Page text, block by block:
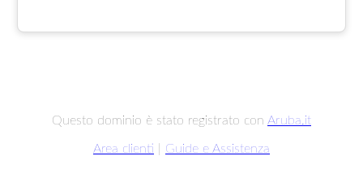
Questo dominio è stato registrato con Aruba.it
Area clienti Guide e Assistenza